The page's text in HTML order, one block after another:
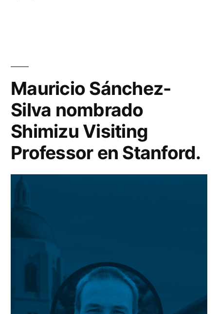
Mauricio Sánchez-
Silva nombrado
Shimizu Visiting
Professor en Stanford.